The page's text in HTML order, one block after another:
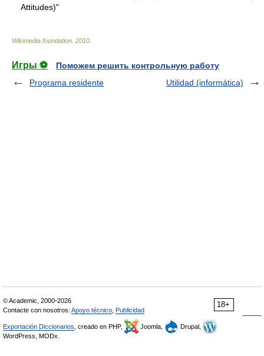
Attitudes)"
Wikimedia foundation 2010
Игры ⚽
Поможем решить контрольную работу
Programa residente
Utilidad (informática)
18+
© Academic, 2000-2026
Contacte con nosotros: Apoyo técnico Publicidad
Exportación Diccionarios , creado en PHP, Joomla,
Drupal,
WordPress, MODx.